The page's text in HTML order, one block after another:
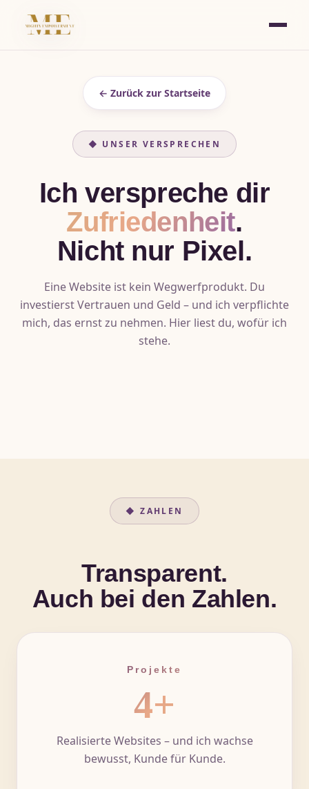
← Zurück zur Startseite
◆ UNSER VERSPRECHEN
Ich verspreche dir
Zufriedenheit.
Nicht nur Pixel.
Eine Website ist kein Wegwerfprodukt. Du
investierst Vertrauen und Geld – und ich verpflichte
mich, das ernst zu nehmen. Hier liest du, wofür ich
stehe.
◆ ZAHLEN
Transparent.
Auch bei den Zahlen.
Projekte
4+
Realisierte Websites – und ich wachse
bewusst, Kunde für Kunde.